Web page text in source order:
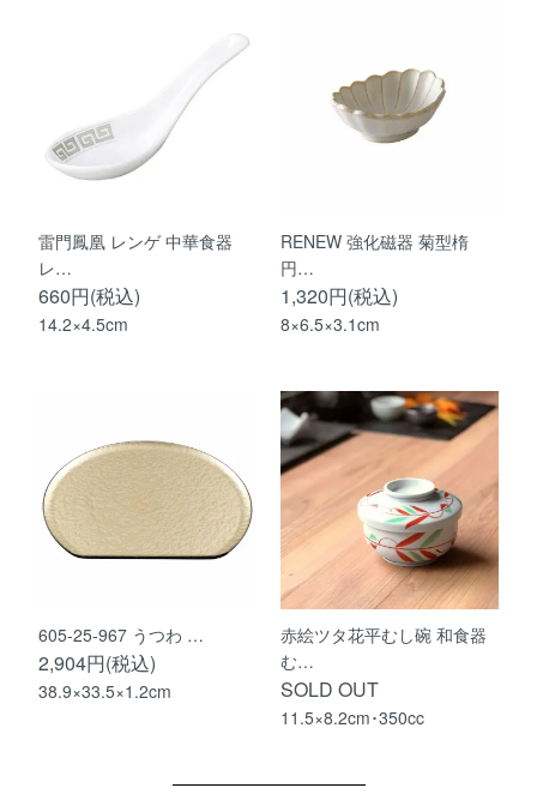
雷門鳳凰 レンゲ 中華食器
レ…
660円(税込)
14.2×4.5cm
RENEW 強化磁器 菊型楕
円…
1,320円(税込)
8×6.5×3.1cm
605-25-967 うつわ …
2,904円(税込)
38.9×33.5×1.2cm
赤絵ツタ花平むし碗 和食器
む…
SOLD OUT
11.5×8.2cm･350cc